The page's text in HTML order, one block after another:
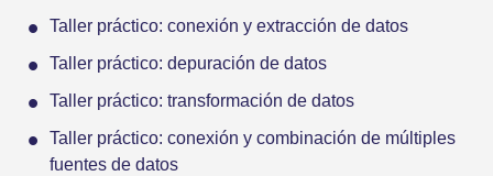
Taller práctico: conexión y extracción de datos
Taller práctico: depuración de datos
Taller práctico: transformación de datos
Taller práctico: conexión y combinación de múltiples
fuentes de datos